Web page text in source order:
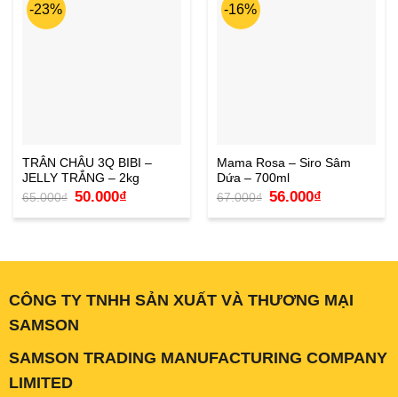
-23%
TRÂN CHÂU 3Q BIBI –
JELLY TRẮNG – 2kg
65.000₫
Giá
gốc
là:
50.000₫Giá
hiện
tại
-16%
Mama Rosa – Siro Sâm
Dứa – 700ml
67.000₫
Giá
gốc
là:
56.000₫Giá
hiện
tại
CÔNG TY TNHH SẢN XUẤT VÀ THƯƠNG MẠI
SAMSON
SAMSON TRADING MANUFACTURING COMPANY
LIMITED